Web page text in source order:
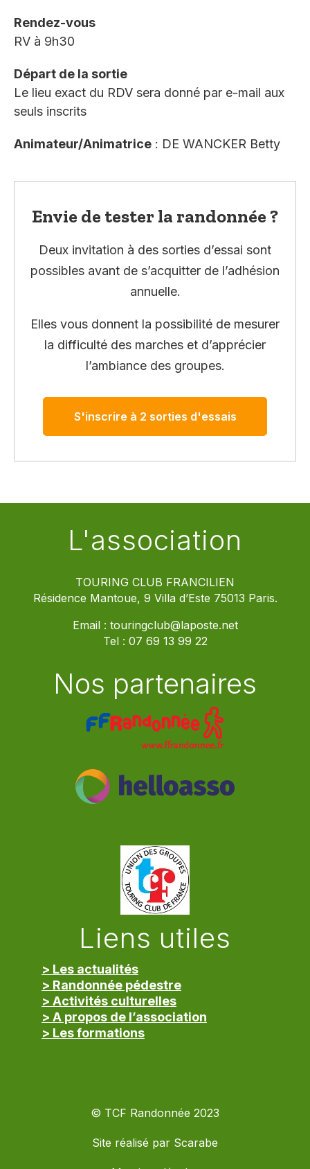
Rendez-vous
RV à 9h30
Départ de la sortie
Le lieu exact du RDV sera donné par e-mail aux
seuls inscrits
Animateur/Animatrice : DE WANCKER Betty
Envie de tester la randonnée ?
Deux invitation à des sorties d’essai sont
possibles avant de s’acquitter de l’adhésion
annuelle.
Elles vous donnent la possibilité de mesurer
la difficulté des marches et d’apprécier
l’ambiance des groupes.
S'inscrire à 2 sorties d'essais
L'association
TOURING CLUB FRANCILIEN
Résidence Mantoue, 9 Villa d’Este 75013 Paris.
Email : touringclub@laposte.net
Tel : 07 69 13 99 22
Nos partenaires
Liens utiles
> Les actualités
> Randonnée pédestre
> Activités culturelles
> A propos de l’association
> Les formations
© TCF Randonnée 2023
Site réalisé par Scarabe